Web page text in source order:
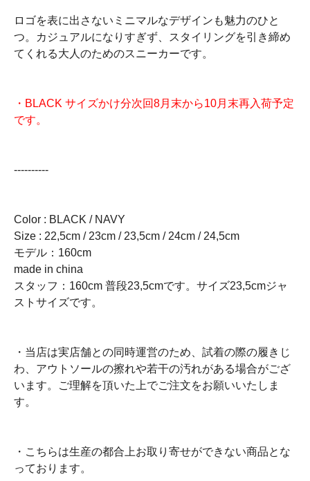
ロゴを表に出さないミニマルなデザインも魅力のひと
つ。カジュアルになりすぎず、スタイリングを引き締め
てくれる大人のためのスニーカーです。
・BLACK サイズかけ分次回8月末から10月末再入荷予定
です。
----------
Color : BLACK / NAVY
Size : 22,5cm / 23cm / 23,5cm / 24cm / 24,5cm
モデル：160cm
made in china
スタッフ：160cm 普段23,5cmです。サイズ23,5cmジャ
ストサイズです。
・当店は実店舗との同時運営のため、試着の際の履きじ
わ、アウトソールの擦れや若干の汚れがある場合がござ
います。ご理解を頂いた上でご注文をお願いいたしま
す。
・こちらは生産の都合上お取り寄せができない商品とな
っております。